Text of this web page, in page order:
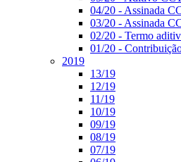
04/20 - Assinada
03/20 - Assinada
02/20 - Termo
01/20 -
2019
13/19
12/19
11/19
10/19
09/19
08/19
07/19